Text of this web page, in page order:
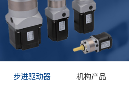
步进驱动器 机构产品